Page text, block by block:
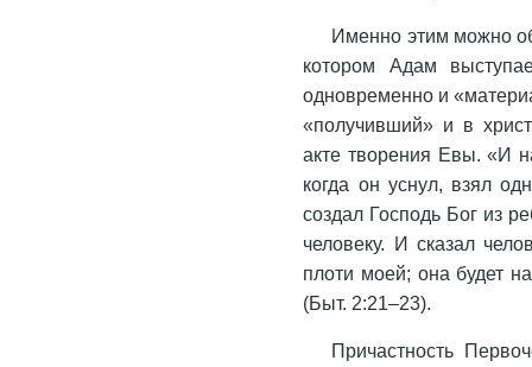
Именно этим можно
котором Адам
одновременно и
«получивший» и в
акте творения Евы. «И
когда он уснул, взял
создал Господь Бог из
человеку. И сказал
плоти моей; она будет
(Быт. 2:21–23).
Причастность